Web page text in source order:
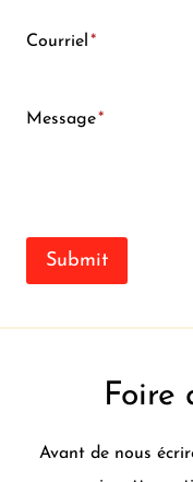
Courriel *
Message*
Submit
Foire
Avant de nous